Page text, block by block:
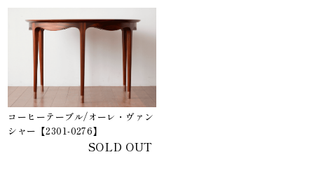
コーヒーテーブル/オーレ・ヴァン
シャー【2301-0276】
SOLD OUT